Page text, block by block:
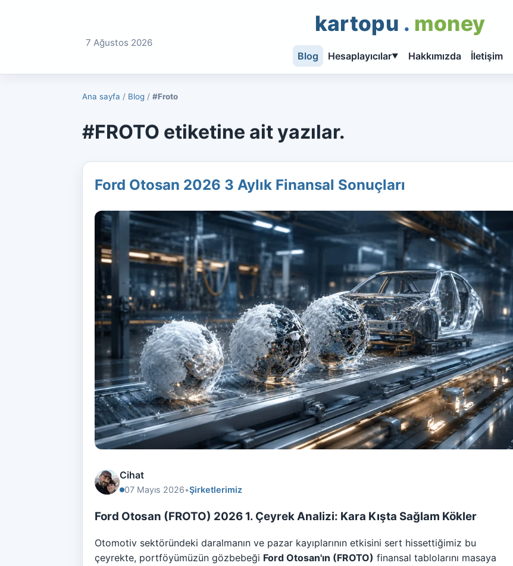
7 Ağustos 2026
kartopu . money
Blog Hesaplayıcılar▼ Hakkımızda İletişim
Ana sayfa / Blog / #Froto
#FROTO etiketine ait yazılar.
Ford Otosan 2026 3 Aylık Finansal Sonuçları
Cihat
07 Mayıs 2026•Şirketlerimiz
Ford Otosan (FROTO) 2026 1. Çeyrek Analizi: Kara Kışta Sağlam Kökler
Otomotiv sektöründeki daralmanın ve pazar kayıplarının etkisini sert hissettiğimiz bu
çeyrekte, portföyümüzün gözbebeği Ford Otosan'ın (FROTO) finansal tablolarını masaya